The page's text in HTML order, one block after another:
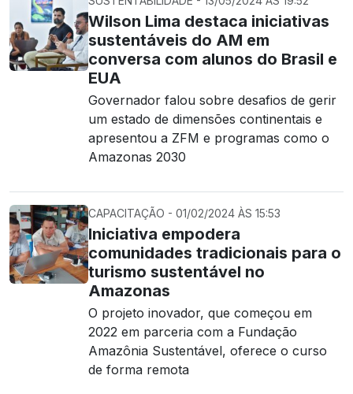
Wilson Lima destaca iniciativas
sustentáveis do AM em
conversa com alunos do Brasil e
EUA
Governador falou sobre desafios de gerir
um estado de dimensões continentais e
apresentou a ZFM e programas como o
Amazonas 2030
CAPACITAÇÃO - 01/02/2024 ÀS 15:53
Iniciativa empodera
comunidades tradicionais para o
turismo sustentável no
Amazonas
O projeto inovador, que começou em
2022 em parceria com a Fundação
Amazônia Sustentável, oferece o curso
de forma remota